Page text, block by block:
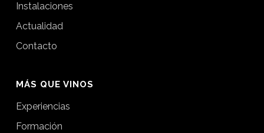
Instalaciones
Actualidad
Contacto
MÁS QUE VINOS
Experiencias
Formación